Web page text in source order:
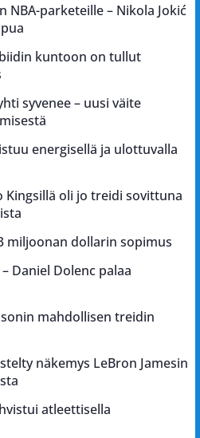
NBA-parketeille – Nikola Jokić
kuntoon on tullut
syvenee – uusi väite
energisellä ja ulottuvalla
Kingsillä oli jo treidi sovittuna
miljoonan dollarin sopimus
Daniel Dolenc palaa
mahdollisen treidin
näkemys LeBron Jamesin
atleettisella